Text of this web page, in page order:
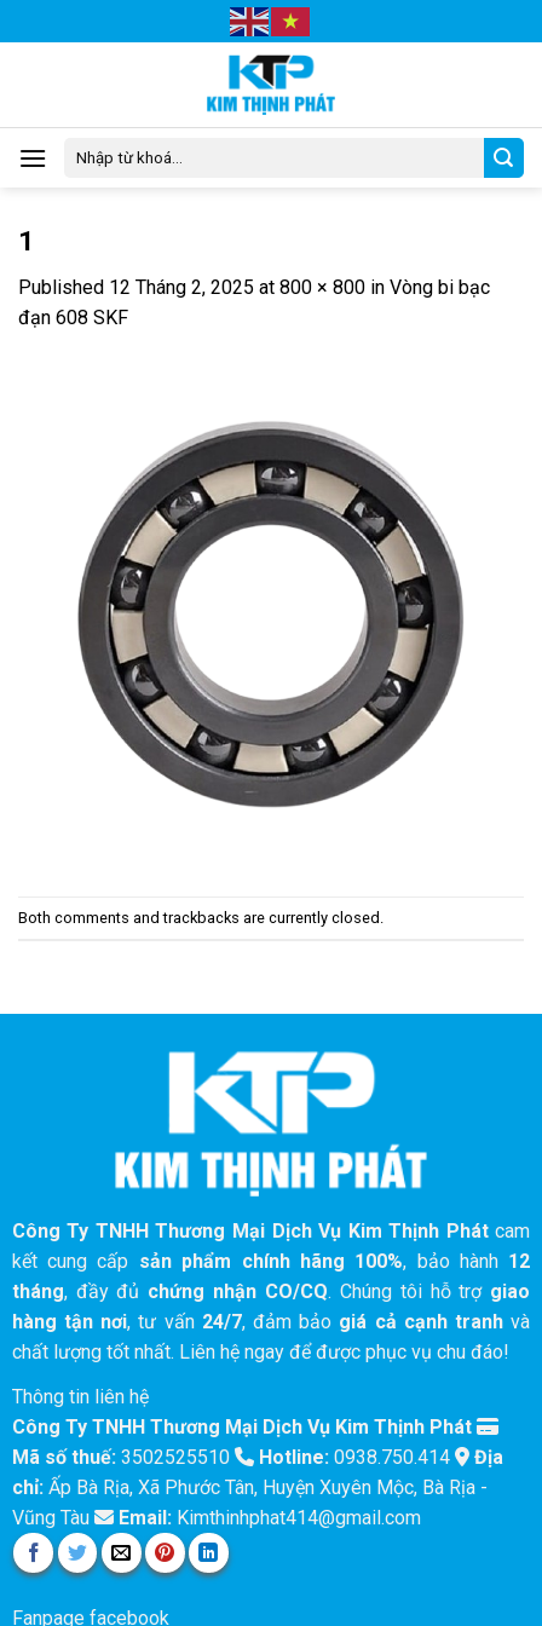
to
Tìm
kiếm:
1
Published 12 Tháng 2, 2025 at 800 × 800 in Vòng bi bạc
đạn 608 SKF
Both comments and trackbacks are currently closed.
Công Ty TNHH Thương Mại Dịch Vụ Kim Thịnh Phátcam
kết cung cấp sản phẩm chính hãng 100%, bảo hành 12
tháng, đầy đủ chứng nhận CO/CQ. Chúng tôi hỗ trợ giao
hàng tận nơi, tư vấn 24/7, đảm bảo giá cả cạnh tranh và
chất lượng tốt nhất. Liên hệ ngay để được phục vụ chu đáo!
Thông tin liên hệ
Công Ty TNHH Thương Mại Dịch Vụ Kim Thịnh Phát
Mã số thuế:3502525510 Hotline:0938.750.414
Địa
chỉ:Ấp Bà Rịa, Xã Phước Tân, Huyện Xuyên Mộc, Bà Rịa -
Vũng Tàu
Email:Kimthinhphat414@gmail.com
Fanpage facebook